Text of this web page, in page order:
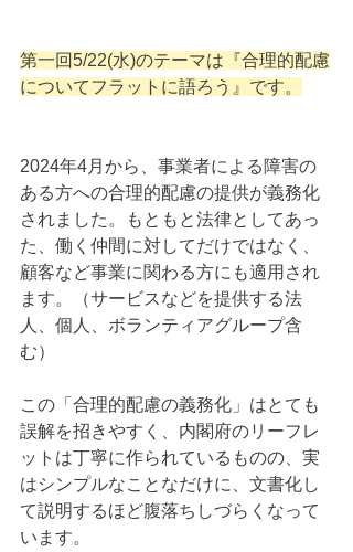
第一回5/22(水)のテーマは『合理的配慮
についてフラットに語ろう』です。
2024年4月から、事業者による障害の
ある方への合理的配慮の提供が義務化
されました。もともと法律としてあっ
た、働く仲間に対してだけではなく、
顧客など事業に関わる方にも適用され
ます。（サービスなどを提供する法
人、個人、ボランティアグループ含
む）
この「合理的配慮の義務化」はとても
誤解を招きやすく、内閣府のリーフレ
ットは丁寧に作られているものの、実
はシンプルなことなだけに、文書化し
て説明するほど腹落ちしづらくなって
います。